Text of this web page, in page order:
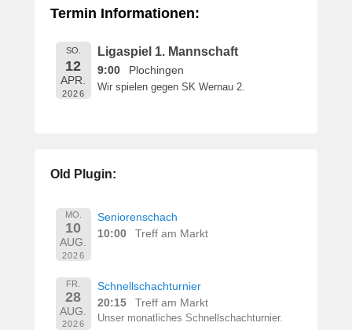
2
n
Termin Informationen:
SO.
12
APR.
2026
Ligaspiel 1. Mannschaft
9:00 Plochingen
Wir spielen gegen SK Wernau 2.
Old Plugin:
MO.
10
AUG.
2026
Seniorenschach
10:00
Treff am Markt
FR.
28
AUG.
2026
Schnellschachturnier
20:15
Treff am Markt
Unser monatliches Schnellschachturnier.